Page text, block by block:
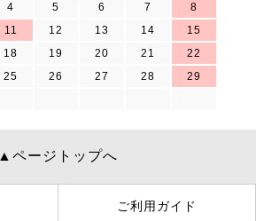
4 5 6 7
8
11 12 13 14
15
18 19 20 21
22
25 26 27 28
29
▲ページトップへ
ご利用ガイド